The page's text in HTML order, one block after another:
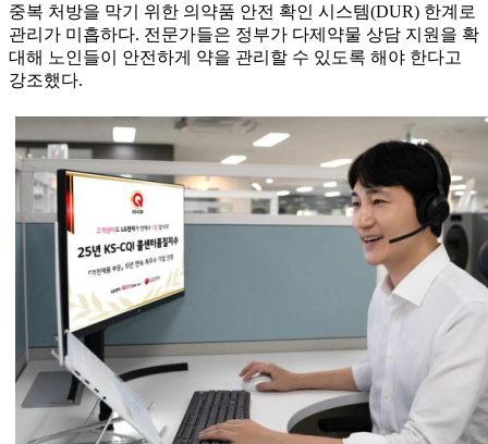
중복 처방을 막기 위한 의약품 안전 확인 시스템(DUR) 한계로
관리가 미흡하다. 전문가들은 정부가 다제약물 상담 지원을 확
대해 노인들이 안전하게 약을 관리할 수 있도록 해야 한다고
강조했다.